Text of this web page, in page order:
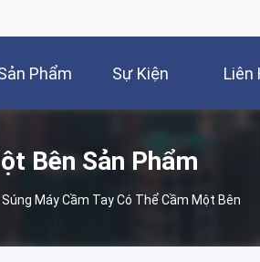
Phẩm Sự Kiện Liên
Bên Sản Phẩm
Máy Cầm Tay Có Thể Cầm Một Bên